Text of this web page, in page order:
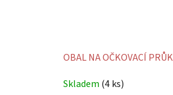
OBAL NA OČKOVACÍ
hodnocení
Skladem (4 ks)